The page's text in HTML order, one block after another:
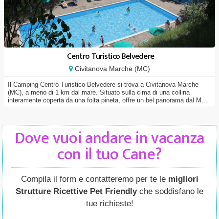
Centro Turistico Belvedere
Civitanova Marche (MC)
Il Camping Centro Turistico Belvedere si trova a Civitanova Marche
(MC), a meno di 1 km dal mare. Situato sulla cima di una collina
interamente coperta da una folta pineta, offre un bel panorama dal M...
Dove vuoi andare in vacanza
con il tuo Cane?
Compila il form e contatteremo per te le migliori
Strutture Ricettive Pet Friendlyche soddisfano le
tue richieste!